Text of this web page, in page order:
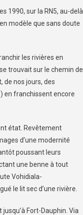
1990, sur la RN5, au-delà
modèle que sans doute
les rivières en
trouvait sur le chemin de
de nos jours, des
en franchissent encore
état. Revêtement
d’une modernité
poussant leurs
une benne à tout
Vohidiala-
le lit sec d’une rivière.
Fort-Dauphin. Via